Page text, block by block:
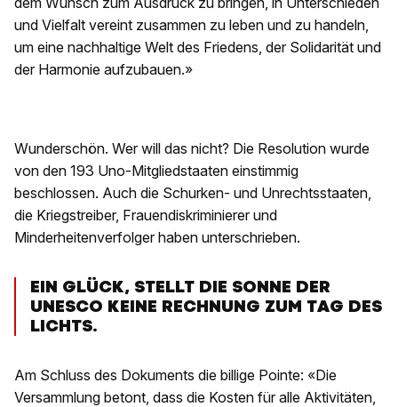
und Vielfalt vereint zusammen zu leben und zu handeln,
um eine nachhaltige Welt des Friedens, der Solidarität und
der Harmonie aufzubauen.»
Wunderschön. Wer will das nicht? Die Resolution wurde
von den 193 Uno-Mitgliedstaaten einstimmig
beschlossen. Auch die Schurken- und Unrechtsstaaten,
die Kriegstreiber, Frauendiskriminierer und
Minderheitenverfolger haben unterschrieben.
EIN GLÜCK, STELLT DIE SONNE DER
UNESCO KEINE RECHNUNG ZUM TAG DES
LICHTS.
Am Schluss des Dokuments die billige Pointe: «Die
Versammlung betont, dass die Kosten für alle Aktivitäten,